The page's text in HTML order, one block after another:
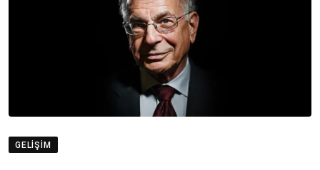
GELIŞIM